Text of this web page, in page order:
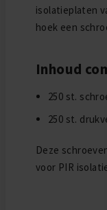
isolatieplaten
hoek een
Inhoud
250 st.
250 st.
Deze
voor PIR